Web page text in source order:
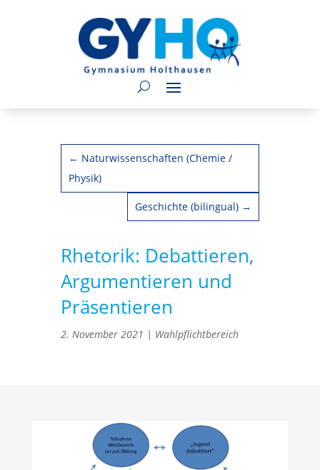
← Naturwissenschaften (Chemie /
Physik)
Geschichte (bilingual) →
Rhetorik: Debattieren,
Argumentieren und
Präsentieren
2. November 2021 | Wahlpflichtbereich